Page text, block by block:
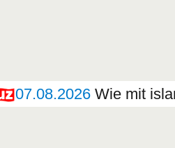
07.08.2026Wie mit